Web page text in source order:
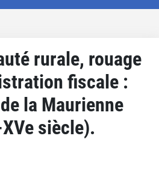
rurale, rouage
fiscale :
la Maurienne
siècle).